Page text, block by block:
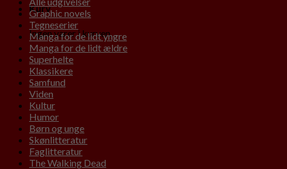
Kurv
Ingen varer i kurven.
Graphic novels
Tegneserier
Manga for de lidt yngre
Manga for de lidt ældre
Superhelte
Klassikere
Samfund
Viden
Kultur
Humor
Børn og unge
Skønlitteratur
Faglitteratur
The Walking Dead